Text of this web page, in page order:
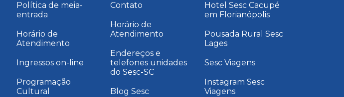
Política de meia-
entrada
Horário de
Atendimento
Ingressos on-line
Programação
Cultural
Contato
Horário de
Atendimento
Endereços e
telefones unidades
do Sesc-SC
Blog Sesc
Hotel Sesc Cacupé
em Florianópolis
Pousada Rural Sesc
Lages
Sesc Viagens
Instagram Sesc
Viagens